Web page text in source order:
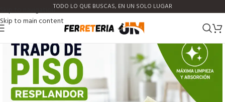
Skip to navigation
Skip to main content
TODO LO QUE BUSCAS, EN UN SOLO LUGAR